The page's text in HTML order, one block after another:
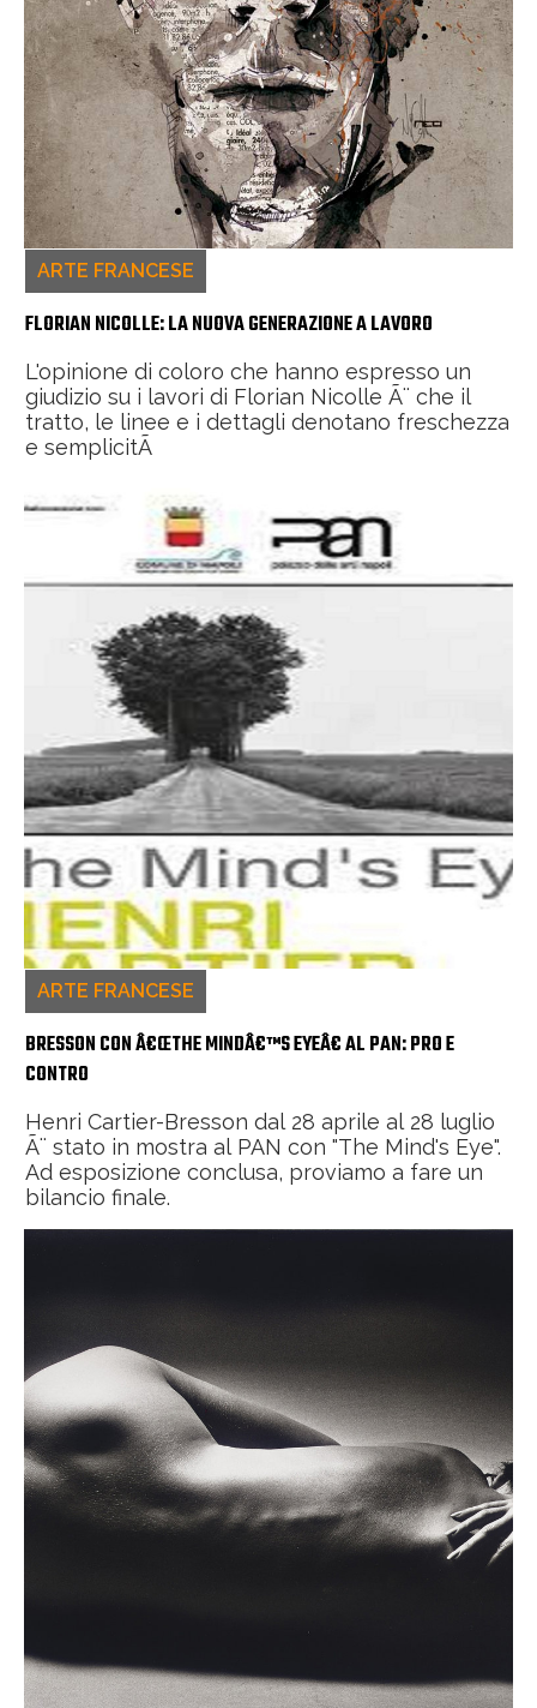
ARTE FRANCESE
FLORIAN NICOLLE: LA NUOVA GENERAZIONE A LAVORO
L'opinione di coloro che hanno espresso un
giudizio su i lavori di Florian Nicolle Ã¨ che il
tratto, le linee e i dettagli denotano freschezza
e semplicitÃ
ARTE FRANCESE
BRESSON CON Â€ŒTHE MINDÂ€™S EYEÂ€ AL PAN: PRO E
CONTRO
Henri Cartier-Bresson dal 28 aprile al 28 luglio
Ã¨ stato in mostra al PAN con "The Mind's Eye".
Ad esposizione conclusa, proviamo a fare un
bilancio finale.